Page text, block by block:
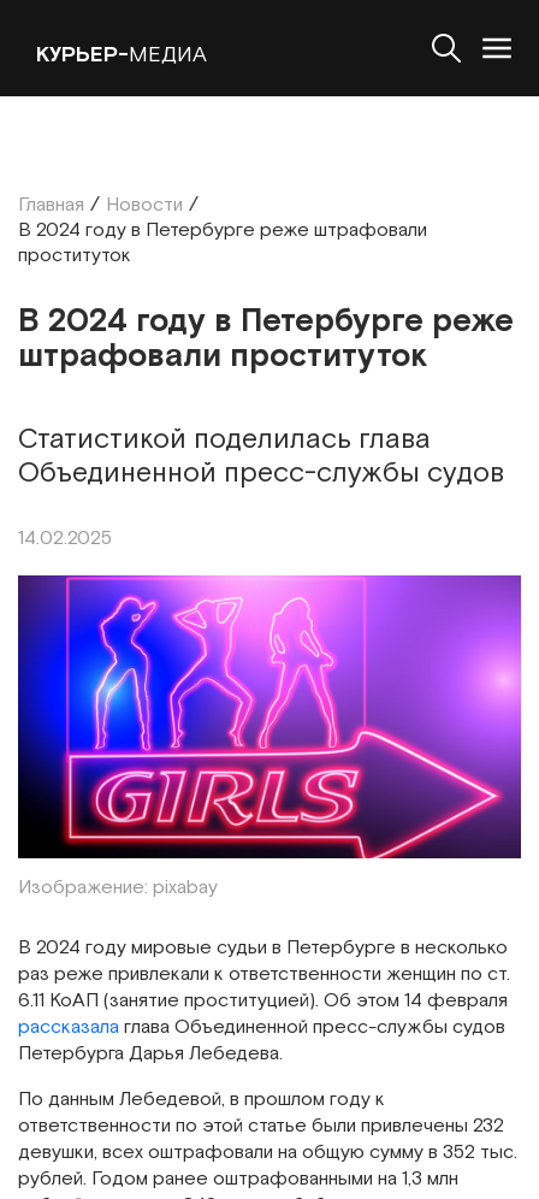
КУРЬЕР-МЕДИА
Главная / Новости /
В 2024 году в Петербурге реже штрафовали
проституток
В 2024 году в Петербурге реже
штрафовали проституток
Статистикой поделилась глава
Объединенной пресс-службы судов
14.02.2025
Изображение: pixabay
В 2024 году мировые судьи в Петербурге в несколько
раз реже привлекали к ответственности женщин по ст.
6.11 КоАП (занятие проституцией). Об этом 14 февраля
рассказалаглава Объединенной пресс-службы судов
Петербурга Дарья Лебедева.
По данным Лебедевой, в прошлом году к
ответственности по этой статье были привлечены 232
девушки, всех оштрафовали на общую сумму в 352 тыс.
рублей. Годом ранее оштрафованными на 1,3 млн